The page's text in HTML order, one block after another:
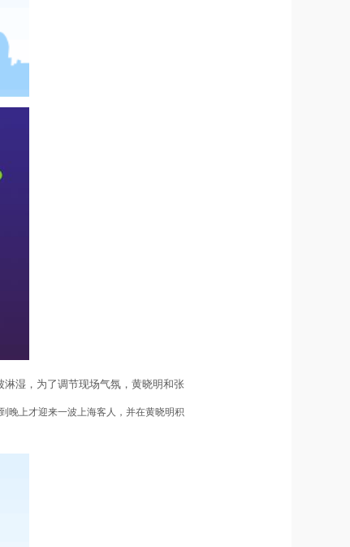
湿，为了调节现场气氛，黄晓明和张
晚上才迎来一波上海客人，并在黄晓明积